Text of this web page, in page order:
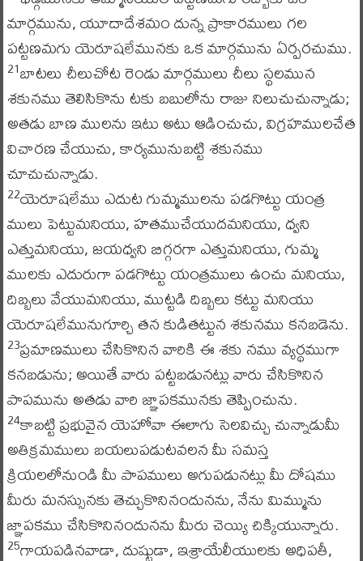
మార్గమును, యూదాదేశమం దున్న ప్రాకారములు గల
పట్టణమగు యెరూషలేమునకు ఒక మార్గమును ఏర్పరచుము.
21బాటలు చీలుచోట రెండు మార్గములు చీలు స్థలమున
శకునము తెలిసికొను టకు బబులోను రాజు నిలుచుచున్నాడు;
అతడు బాణ ములను ఇటు అటు ఆడించుచు, విగ్రహములచేత
విచారణ చేయుచు, కార్యమునుబట్టి శకునము
చూచుచున్నాడు.
22యెరూషలేము ఎదుట గుమ్మములను పడగొట్టు యంత్ర
ములు పెట్టుమనియు, హతముచేయుదమనియు, ధ్వని
ఎత్తుమనియు, జయధ్వని బిగ్గరగా ఎత్తుమనియు, గుమ్మ
ములకు ఎదురుగా పడగొట్టు యంత్రములు ఉంచు మనియు,
దిబ్బలు వేయుమనియు, ముట్టడి దిబ్బలు కట్టు మనియు
యెరూషలేమునుగూర్చి తన కుడితట్టున శకునము కనబడెను.
23ప్రమాణములు చేసికొనిన వారికి ఈ శకు నము వ్యర్థముగా
కనబడును; అయితే వారు పట్టబడునట్లు వారు చేసికొనిన
పాపమును అతడు వారి జ్ఞాపకమునకు తెప్పించును.
24కాబట్టి ప్రభువైన యెహోవా ఈలాగు సెలవిచ్చు చున్నాడుమీ
అతిక్రమములు బయలుపడుటవలన మీ సమస్త
క్రియలలోనుండి మీ పాపములు అగుపడునట్లు మీ దోషము
మీరు మనస్సునకు తెచ్చుకొనినందునను, నేను మిమ్మును
జ్ఞాపకము చేసికొనినందునను మీరు చెయ్యి చిక్కియున్నారు.
25గాయపడినవాడా, దుష్టుడా, ఇశ్రాయేలీయులకు అధిపతీ,